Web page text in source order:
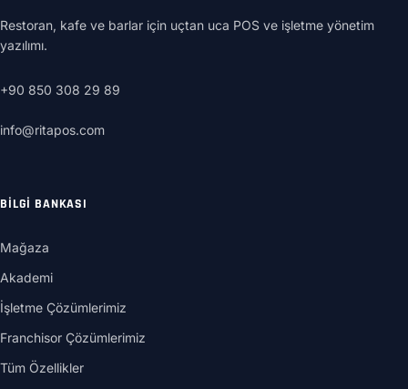
Restoran, kafe ve barlar için uçtan uca POS ve işletme yönetim
yazılımı.
+90 850 308 29 89
info@ritapos.com
BILGI BANKASI
Mağaza
Akademi
İşletme Çözümlerimiz
Franchisor Çözümlerimiz
Tüm Özellikler